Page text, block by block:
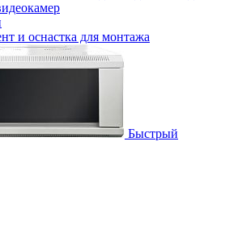
и оснастка для монтажа
Быстрый